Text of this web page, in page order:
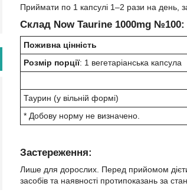
Приймати по 1 капсулі 1–2 рази на день,
Склад Now Taurine 1000mg №100:
Поживна цінність
Розмір порції: 1 вегетаріанська капсула
Таурин (у вільній формі)
* Добову норму не визначено.
Застереження:
Лише для дорослих. Перед прийомом
засобів та наявності протипоказань за